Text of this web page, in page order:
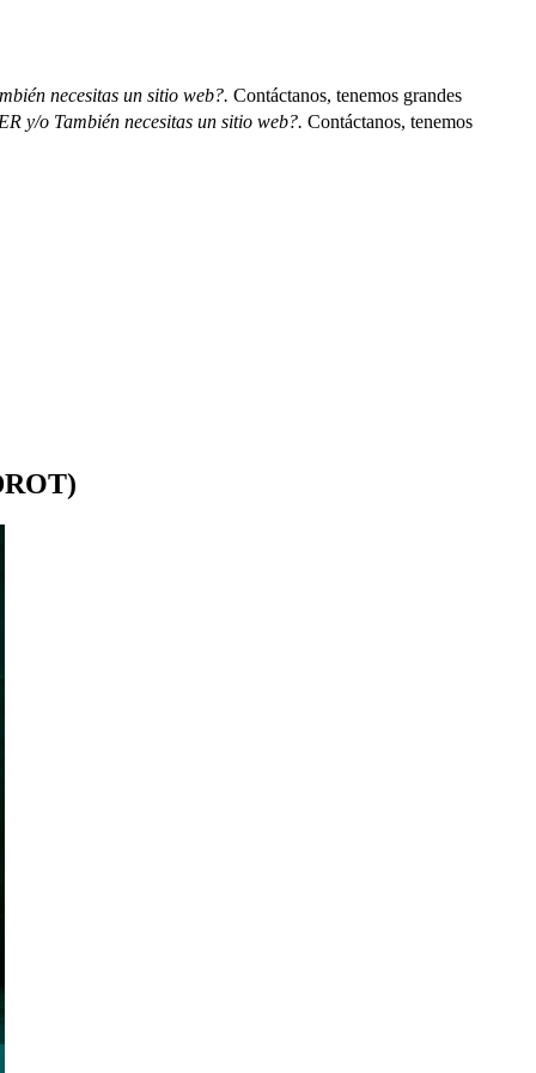
necesitas un sitio web?. Contáctanos, tenemos grandes
y/o También necesitas un sitio web?. Contáctanos, tenemos